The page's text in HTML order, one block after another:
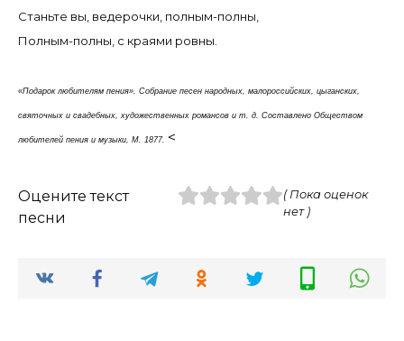
Станьте вы, ведерочки, полным-полны,
Полным-полны, с краями ровны.
«Подарок любителям пения». Собрание песен народных, малороссийских, цыганских,
святочных и свадебных, художественных романсов и т. д. Составлено Обществом
любителей пения и музыки, М. 1877. <
Оцените текст
песни
( Пока оценок
нет )